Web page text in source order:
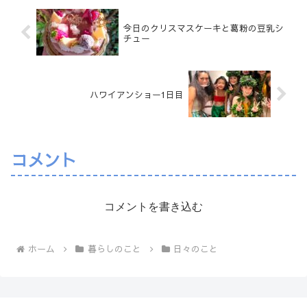
今日のクリスマスケーキと葛粉の豆乳シ
チュー
ハワイアンショー1日目
コメント
コメントを書き込む
ホーム 暮らしのこと 日々のこと